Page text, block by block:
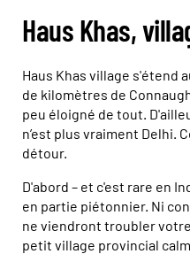
Haus Khas,
Haus Khas village s'étend
de kilomètres de
peu éloigné de tout.
n’est plus vraiment Delhi.
détour.
D'abord – et c'est rare en
en partie piétonnier. Ni
ne viendront troubler
petit village provincial